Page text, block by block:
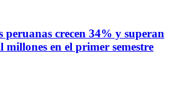
peruanas crecen 34% y superan
millones en el primer semestre